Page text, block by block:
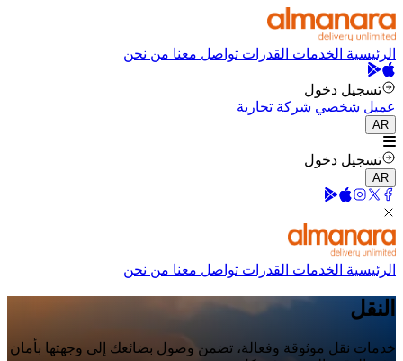
الرئيسية الخدمات القدرات تواصل معنا من نحن
تسجيل دخول
عميل شخصي شركة تجارية
AR
تسجيل دخول
AR
الرئيسية الخدمات القدرات تواصل معنا من نحن
النقل
خدمات نقل موثوقة وفعالة، تضمن وصول بضائعك إلى وجهتها بأمان